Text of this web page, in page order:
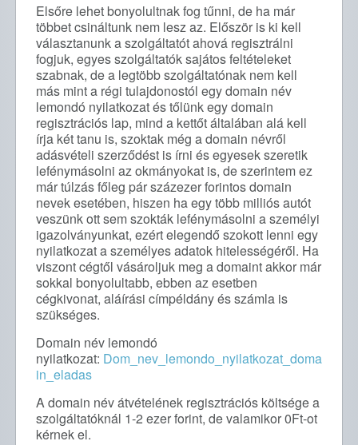
Elsőre lehet bonyolultnak fog tűnni, de ha már
többet csináltunk nem lesz az. Először is ki kell
választanunk a szolgáltatót ahová regisztrálni
fogjuk, egyes szolgáltatók sajátos feltételeket
szabnak, de a legtöbb szolgáltatónak nem kell
más mint a régi tulajdonostól egy domain név
lemondó nyilatkozat és tőlünk egy domain
regisztrációs lap, mind a kettőt általában alá kell
írja két tanu is, szoktak még a domain névről
adásvételi szerződést is írni és egyesek szeretik
lefénymásolni az okmányokat is, de szerintem ez
már túlzás főleg pár százezer forintos domain
nevek esetében, hiszen ha egy több milliós autót
veszünk ott sem szokták lefénymásolni a személyi
igazolványunkat, ezért elegendő szokott lenni egy
nyilatkozat a személyes adatok hitelességéről. Ha
viszont cégtől vásároljuk meg a domaint akkor már
sokkal bonyolultabb, ebben az esetben
cégkivonat, aláírási címpéldány és számla is
szükséges.
Domain név lemondó
nyilatkozat: Dom_nev_lemondo_nyilatkozat_doma
in_eladas
A domain név átvételének regisztrációs költsége a
szolgáltatóknál 1-2 ezer forint, de valamikor 0Ft-ot
kérnek el.